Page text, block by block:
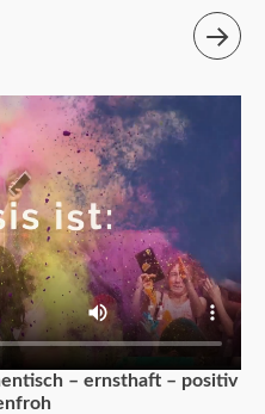
– ernsthaft – positiv